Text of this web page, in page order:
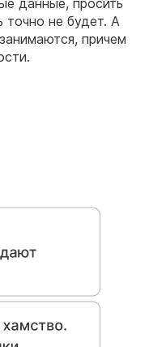
данные, просить
точно не будет. А
причем